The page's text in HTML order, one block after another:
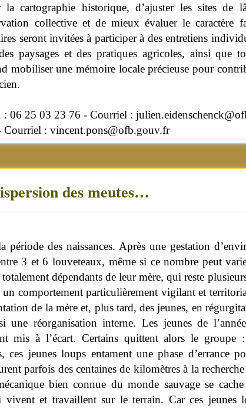
la cartographie historique, d’ajuster les sites de
collective et de mieux évaluer le caractère
seront invitées à participer à des entretiens
paysages et des pratiques agricoles, ainsi que
mobiliser une mémoire locale précieuse pour
06 25 03 23 76 - Courriel :
Courriel : vincent.pons@ofb.gouv.fr
des meutes…
des naissances. Après une gestation
3 et 6 louveteaux, même si ce nombre peut
dépendants de leur mère, qui reste
comportement particulièrement vigilant et
de la mère et, plus tard, des jeunes, en
une réorganisation interne. Les jeunes de
mis à l’écart. Certains quittent alors le groupe
ces jeunes loups entament une phase d’errance
parfois des centaines de kilomètres à la
bien connue du monde sauvage se
et travaillent sur le terrain. Car ces jeunes